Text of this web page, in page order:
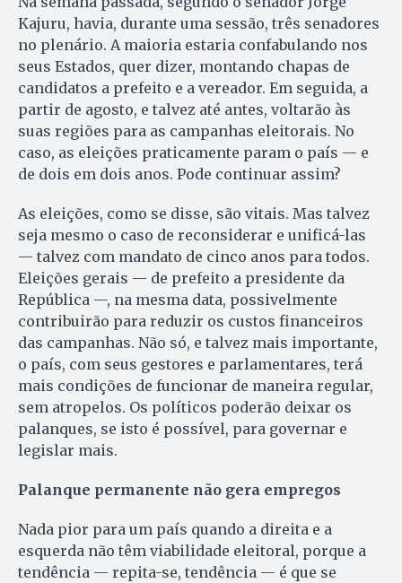
Kajuru, havia, durante uma sessão, três senadores
no plenário. A maioria estaria confabulando nos
seus Estados, quer dizer, montando chapas de
candidatos a prefeito e a vereador. Em seguida, a
partir de agosto, e talvez até antes, voltarão às
suas regiões para as campanhas eleitorais. No
caso, as eleições praticamente param o país — e
de dois em dois anos. Pode continuar assim?
As eleições, como se disse, são vitais. Mas talvez
seja mesmo o caso de reconsiderar e unificá-las
— talvez com mandato de cinco anos para todos.
Eleições gerais — de prefeito a presidente da
República —, na mesma data, possivelmente
contribuirão para reduzir os custos financeiros
das campanhas. Não só, e talvez mais importante,
o país, com seus gestores e parlamentares, terá
mais condições de funcionar de maneira regular,
sem atropelos. Os políticos poderão deixar os
palanques, se isto é possível, para governar e
legislar mais.
Palanque permanente não gera empregos
Nada pior para um país quando a direita e a
esquerda não têm viabilidade eleitoral, porque a
tendência — repita-se, tendência — é que se